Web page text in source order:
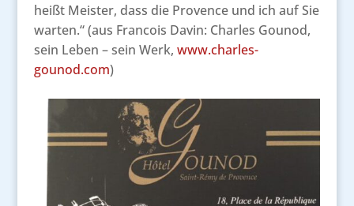
heißt Meister, dass die Provence und ich auf Sie
warten.“ (aus Francois Davin: Charles Gounod,
sein Leben – sein Werk, www.charles-
gounod.com)